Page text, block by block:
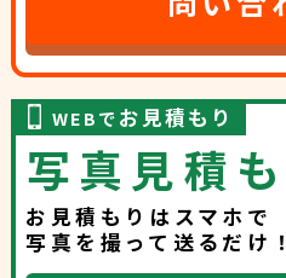
WEBでお見積もり
お見積もりはスマホで
写真を撮って送るだけ！
写真見積